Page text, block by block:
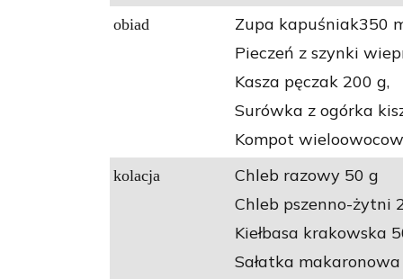
obiad
Zupa kapuśniak350
Pieczeń z szynki
Kasza pęczak 200 g,
Surówka z ogórka
Kompot
kolacja
Chleb razowy 50 g
Chleb pszenno-żytni
Kiełbasa krakowska
Sałatka makaronowa